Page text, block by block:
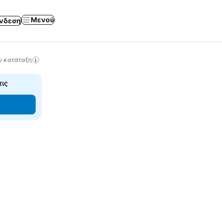
Μενού
κατάταξη